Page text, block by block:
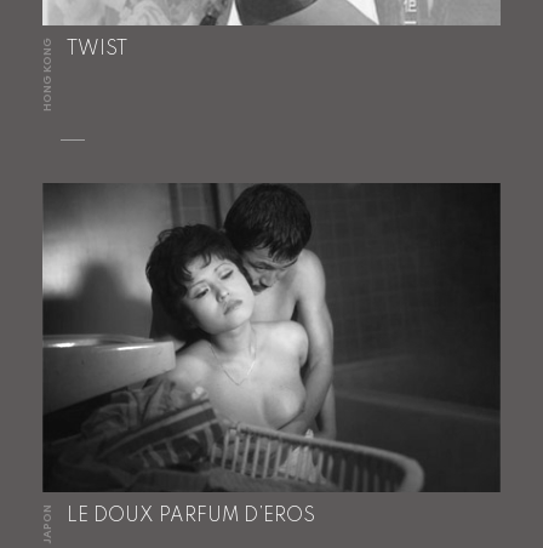
HONG KONG TWIST
JAPON LE DOUX PARFUM D’EROS